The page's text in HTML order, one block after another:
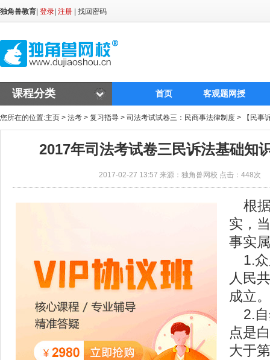
独角兽教育 登录 注册 找回密码
首页 客观题网授
课程分类
您所在的位置:主页 > 法考 > 复习指导 > 司法考试试卷三：民商事法律制度 > 【民事
2017年司法考试卷三民诉法基础知
2017-02-27 13:57 来源：独角兽网校 点击： 448次
根据
实，
事实
1.众
人民
成立。
2.自
点是
大于